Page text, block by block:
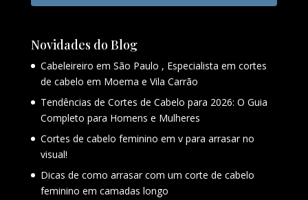
Novidades do Blog
Cabeleireiro em São Paulo , Especialista em cortes
de cabelo em Moema e Vila Carrão
Tendências de Cortes de Cabelo para 2026: O Guia
Completo para Homens e Mulheres
Cortes de cabelo feminino em v para arrasar no
visual!
Dicas de como arrasar com um corte de cabelo
feminino em camadas longo